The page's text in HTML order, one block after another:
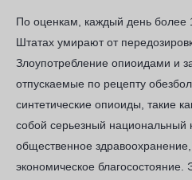
По оценкам, каждый день более
Штатах умирают от
Злоупотребление опиоидами и
отпускаемые по рецепту
синтетические опиоиды, такие
собой серьезный национальный
общественное
экономическое благосостояние.